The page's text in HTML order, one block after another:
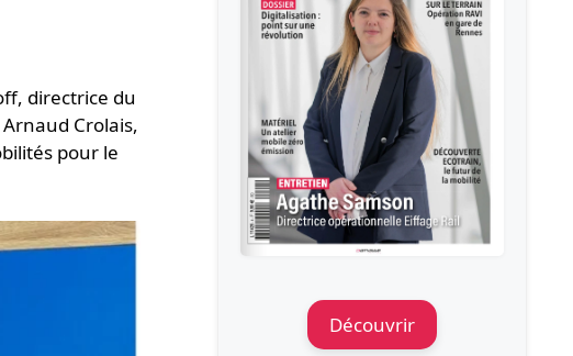
directrice du
Crolais,
pour le
Découvrir